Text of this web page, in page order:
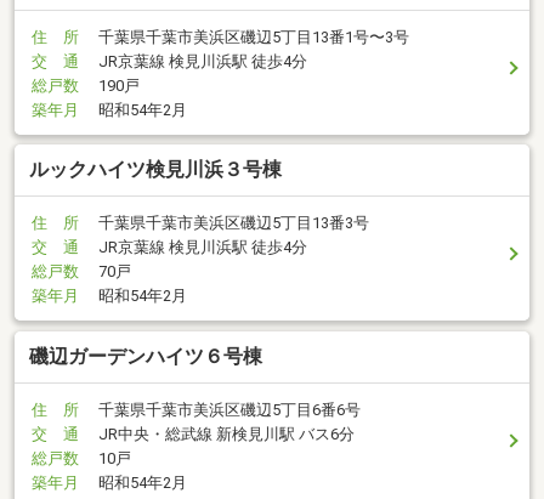
住 所
千葉県千葉市美浜区磯辺5丁目13番1号〜3号
交 通
JR京葉線 検見川浜駅 徒歩4分
総戸数
190戸
築年月
昭和54年2月
ルックハイツ検見川浜３号棟
住 所
千葉県千葉市美浜区磯辺5丁目13番3号
交 通
JR京葉線 検見川浜駅 徒歩4分
総戸数
70戸
築年月
昭和54年2月
磯辺ガーデンハイツ６号棟
住 所
千葉県千葉市美浜区磯辺5丁目6番6号
交 通
JR中央・総武線 新検見川駅 バス6分
総戸数
10戸
築年月
昭和54年2月